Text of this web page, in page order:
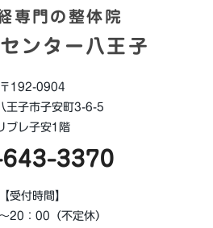
専門の整体院
ンター八王子
〒192-0904
王子市子安町3-6-5
ブレ子安1階
3370
【受付時間】
20：00（不定休）